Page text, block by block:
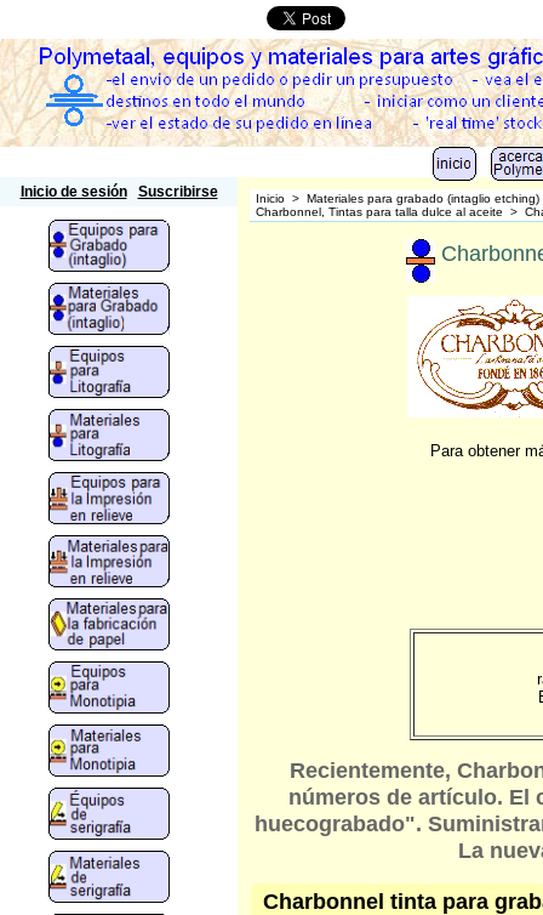
Inicio de sesión Suscribirse Inicio > Materiales para grabado (intaglio etching)
Charbonnel, Tintas para talla dulce al aceite >
Para obtener
Recientemente,
números de artículo. El
huecograbado".
La
Charbonnel tinta para